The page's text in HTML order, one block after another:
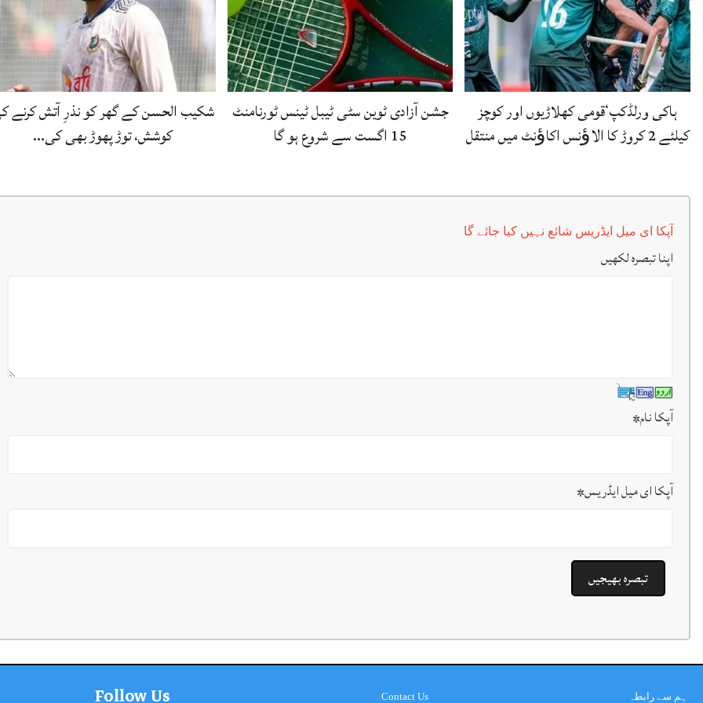
ہاکی ورلڈکپ‘قومی کھلاڑیوں اور کوچز
کیلئے 2 کروڑ کا الاﺅنس اکاﺅنٹ میں منتقل
جشن آزادی ٹوین سٹی ٹیبل ٹینس ٹورنامنٹ
15 اگست سے شروع ہو گا
شکیب الحسن کے گھر کو نذرِ آتش کرنے
کوشش، توڑ پھوڑ بھی کی…
آپکا ای میل ایڈریس شائع نہیں کیا جائے گا
اپنا تبصرہ لکھیں
آپکا نام*
آپکا ای میل ایڈریس*
ہم سے رابطہ Contact Us
Follow Us